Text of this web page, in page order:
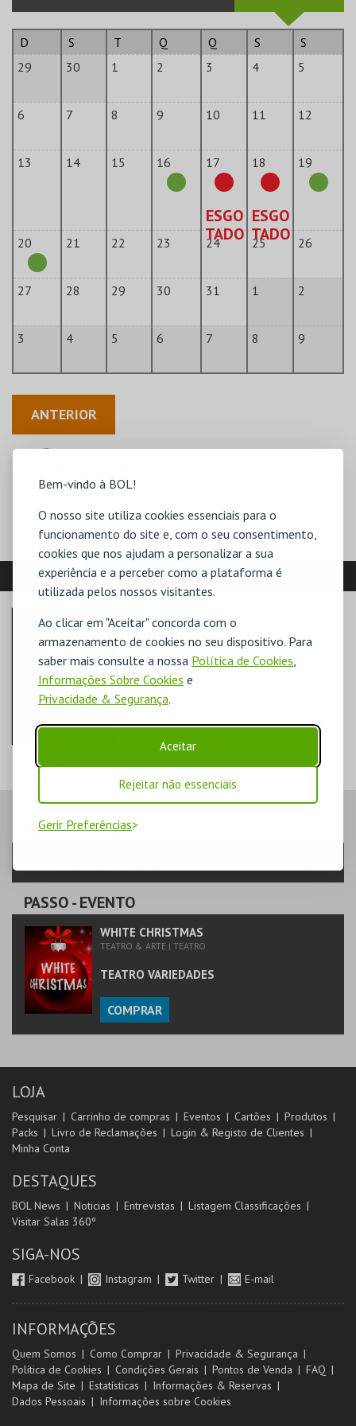
Bem-vindo à BOL!
O nosso site utiliza cookies essenciais para o
funcionamento do site e, com o seu consentimento,
cookies que nos ajudam a personalizar a sua
experiência e a perceber como a plataforma é
utilizada pelos nossos visitantes.
Ao clicar em "Aceitar" concorda com o
armazenamento de cookies no seu dispositivo. Para
saber mais consulte a nossa Política de Cookies
Informações Sobre Cookies e
Privacidade & Segurança.
Aceitar
Rejeitar não essenciais
Gerir Preferências
D S T Q Q S
S
29
30 1 2 3 4 5
6 7 8 9 10 11 12
13 14 15 16 17
ESGO
TADO
18
ESGO
TADO
19
20 21 22 23 24 25 26
27 28 29 30 31 1 2
3 4 5 6 7 8 9
ANTERIOR
ESGOTADO
VEJA AINDA:
VARIEDADES
VARIEDADES
COMPRAR
PASSO- SESSÃO
PASSO- EVENTO
WHITE CHRISTMAS
TEATRO & ARTE | TEATRO
TEATRO VARIEDADES
COMPRAR
LOJA
Pesquisar Carrinho de compras Eventos Cartões
Produtos
Packs
Livro de Reclamações
Login & Registo de Clientes
Minha Conta
DESTAQUES
BOL News Noticias Entrevistas
Listagem Classificações
Visitar Salas 360º
SIGA-NOS
Facebook Instagram Twitter E-mail
INFORMAÇÕES
Quem Somos Como Comprar
Privacidade & Segurança
Política de Cookies
Condições Gerais Pontos de Venda
FAQ
Mapa de Site
Estatísticas
Informações & Reservas
Dados Pessoais
Informações sobre Cookies